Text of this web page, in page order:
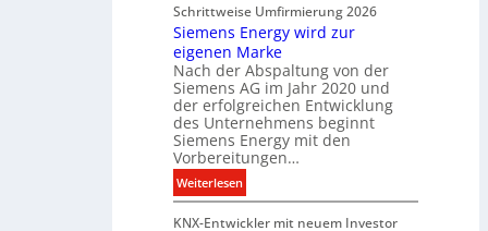
d
B
e
l
e
u
c
h
t
u
n
i
g
i
t
a
l
e
P
r
o
d
Schrittweise Umfirmierung 2026
Siemens Energy wird zur
eigenen Marke
Nach der Abspaltung von der
Siemens AG im Jahr 2020 und
der erfolgreichen Entwicklung
des Unternehmens beginnt
Siemens Energy mit den
Vorbereitungen…
Weiterlesen:
S
i
KNX-Entwickler mit neuem Investor